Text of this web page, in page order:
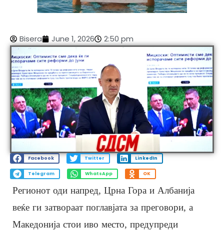
Bisera June 1, 2026 2:50 pm
Facebook Twitter LinkedIn
Telegram WhatsApp OK
Регионот оди напред, Црна Гора и Албанија
веќе ги затвораат поглавјата за преговори, а
Македонија стои иво место, предупреди